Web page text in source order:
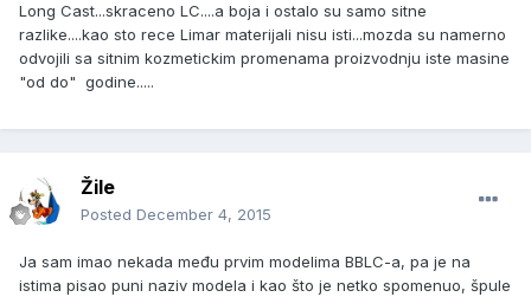
Long Cast...skraceno LC....a boja i ostalo su samo sitne
razlike....kao sto rece Limar materijali nisu isti...mozda su namerno
odvojili sa sitnim kozmetickim promenama proizvodnju iste masine
"od do" godine.....
Žile
Posted December 4, 2015
Ja sam imao nekada među prvim modelima BBLC-a, pa je na
istima pisao puni naziv modela i kao što je netko spomenuo, špule